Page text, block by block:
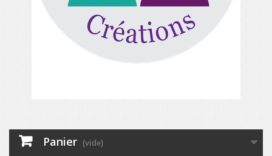
Panier (vide)